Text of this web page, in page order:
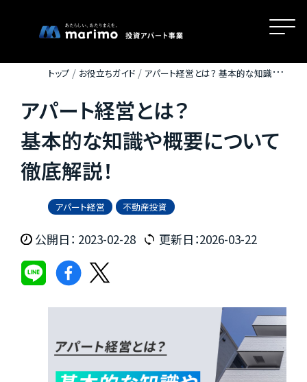
ホーム
MOVEが選ばれる理由
トップ お役立ちガイド
アパート経営とは？ 基本的な知識や概
アパート経営とは？
基本的な知識や概要について
徹底解説！
アパート経営 不動産投資
公開日： 2023-02-28 更新日：2026-03-22